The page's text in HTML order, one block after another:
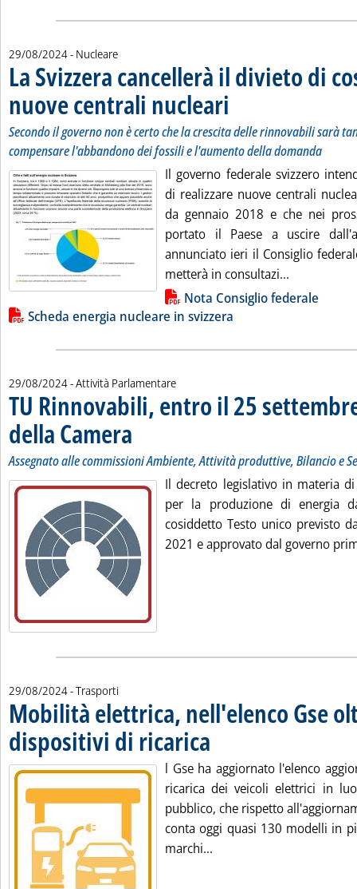
29/08/2024- Nucleare
La Svizzera cancellerà il divieto di
nuove centrali nucleari
Secondo il governo non è certo che la crescita delle rinnovabili sarà
compensare l'abbandono dei fossili e l'aumento della domanda
Il governo federale svizzero
di realizzare nuove centrali
da gennaio 2018 e che nei
portato il Paese a uscire
annunciato ieri il Consiglio
metterà in consultazi...
Lista allegati PDF alla notiziaNota Consiglio federale
Scheda energia nucleare in svizzera
29/08/2024- Attività Parlamentare
TU Rinnovabili, entro il 25
della Camera
Assegnato alle commissioni Ambiente, Attività produttive, Bilancio e
Il decreto legislativo in materia
per la produzione di energia
cosiddetto Testo unico previsto
2021 e approvato dal governo
29/08/2024- Trasporti
Mobilità elettrica, nell'elenco Gse
dispositivi di ricarica
l Gse ha aggiornato l'elenco
ricarica dei veicoli elettrici in
pubblico, che rispetto
conta oggi quasi 130 modelli in
marchi...
Lista allegati PDF alla notizia